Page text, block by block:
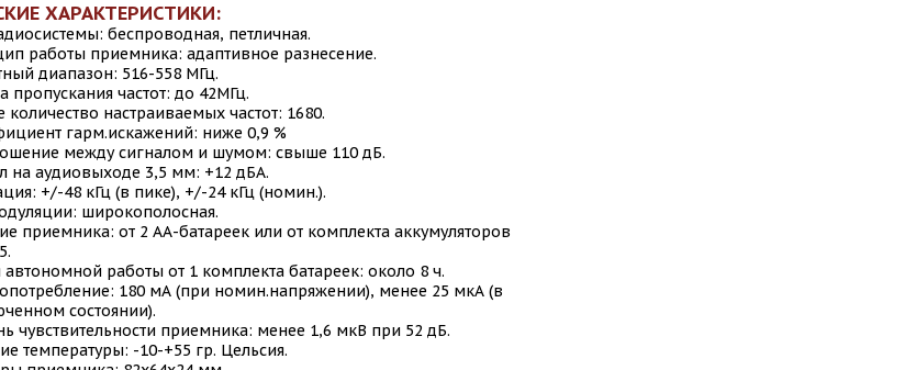
ХАРАКТЕРИСТИКИ:
беспроводная, петличная.
работы приемника: адаптивное разнесение.
диапазон: 516-558 МГц.
пропускания частот: до 42МГц.
настраиваемых частот: 1680.
гарм.искажений: ниже 0,9 %
между сигналом и шумом: свыше 110 дБ.
на аудиовыходе 3,5 мм: +12 дБА.
+/-48 кГц (в пике), +/-24 кГц (номин.).
широкополосная.
приемника: от 2 АА-батареек или от комплекта аккумуляторов
автономной работы от 1 комплекта батареек: около 8 ч.
180 мА (при номин.напряжении), менее 25 мкА (в
состоянии).
чувствительности приемника: менее 1,6 мкВ при 52 дБ.
температуры: -10-+55 гр. Цельсия.